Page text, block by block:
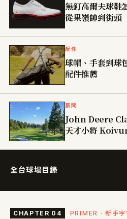
無釘高爾夫球
從果嶺帥到街頭
配件
球帽、手套到球
配件推薦
新聞
John Deere
天才小將
全台球場目錄
CHAPTER 04 PRIMER · 新手宇